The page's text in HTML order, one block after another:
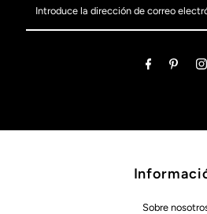
dirección
Sobre